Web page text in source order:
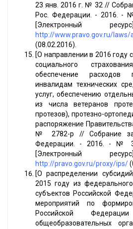
23 янв. 2016 г. № 32 //
Рос. Федерации. - 2016. -
[Электронный
http://www.pravo.gov.ru/
(08.02.2016).
[О направлении в 2016 году
социального
обеспечение расходов
инвалидам технических
услуг, обеспечению
из числа ветеранов
протезов), протезно-
распоряжение
№ 2782-р // Собрание
Федерации. - 2016. - №
[Электронный
http://pravo.gov.ru/proxy/ips/
[О распределении
2015 году из
субъектов Российской
мероприятий по
Российской
общеобразовательных